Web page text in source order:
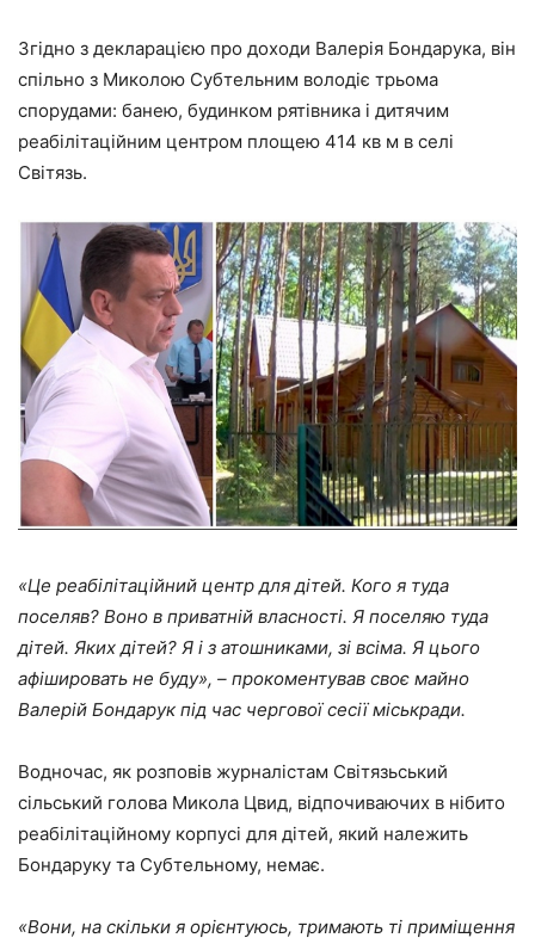
Згідно з декларацією про доходи Валерія Бондарука, він
спільно з Миколою Субтельним володіє трьома
спорудами: банею, будинком рятівника і дитячим
реабілітаційним центром площею 414 кв м в селі
Світязь.
«Це реабілітаційний центр для дітей. Кого я туда
поселяв? Воно в приватній власності. Я поселяю туда
дітей. Яких дітей? Я і з атошниками, зі всіма. Я цього
афішировать не буду», – прокоментував своє майно
Валерій Бондарук під час чергової сесії міськради.
Водночас, як розповів журналістам Світязьський
сільський голова Микола Цвид, відпочиваючих в нібито
реабілітаційному корпусі для дітей, який належить
Бондаруку та Субтельному, немає.
«Вони, на скільки я орієнтуюсь, тримають ті приміщення